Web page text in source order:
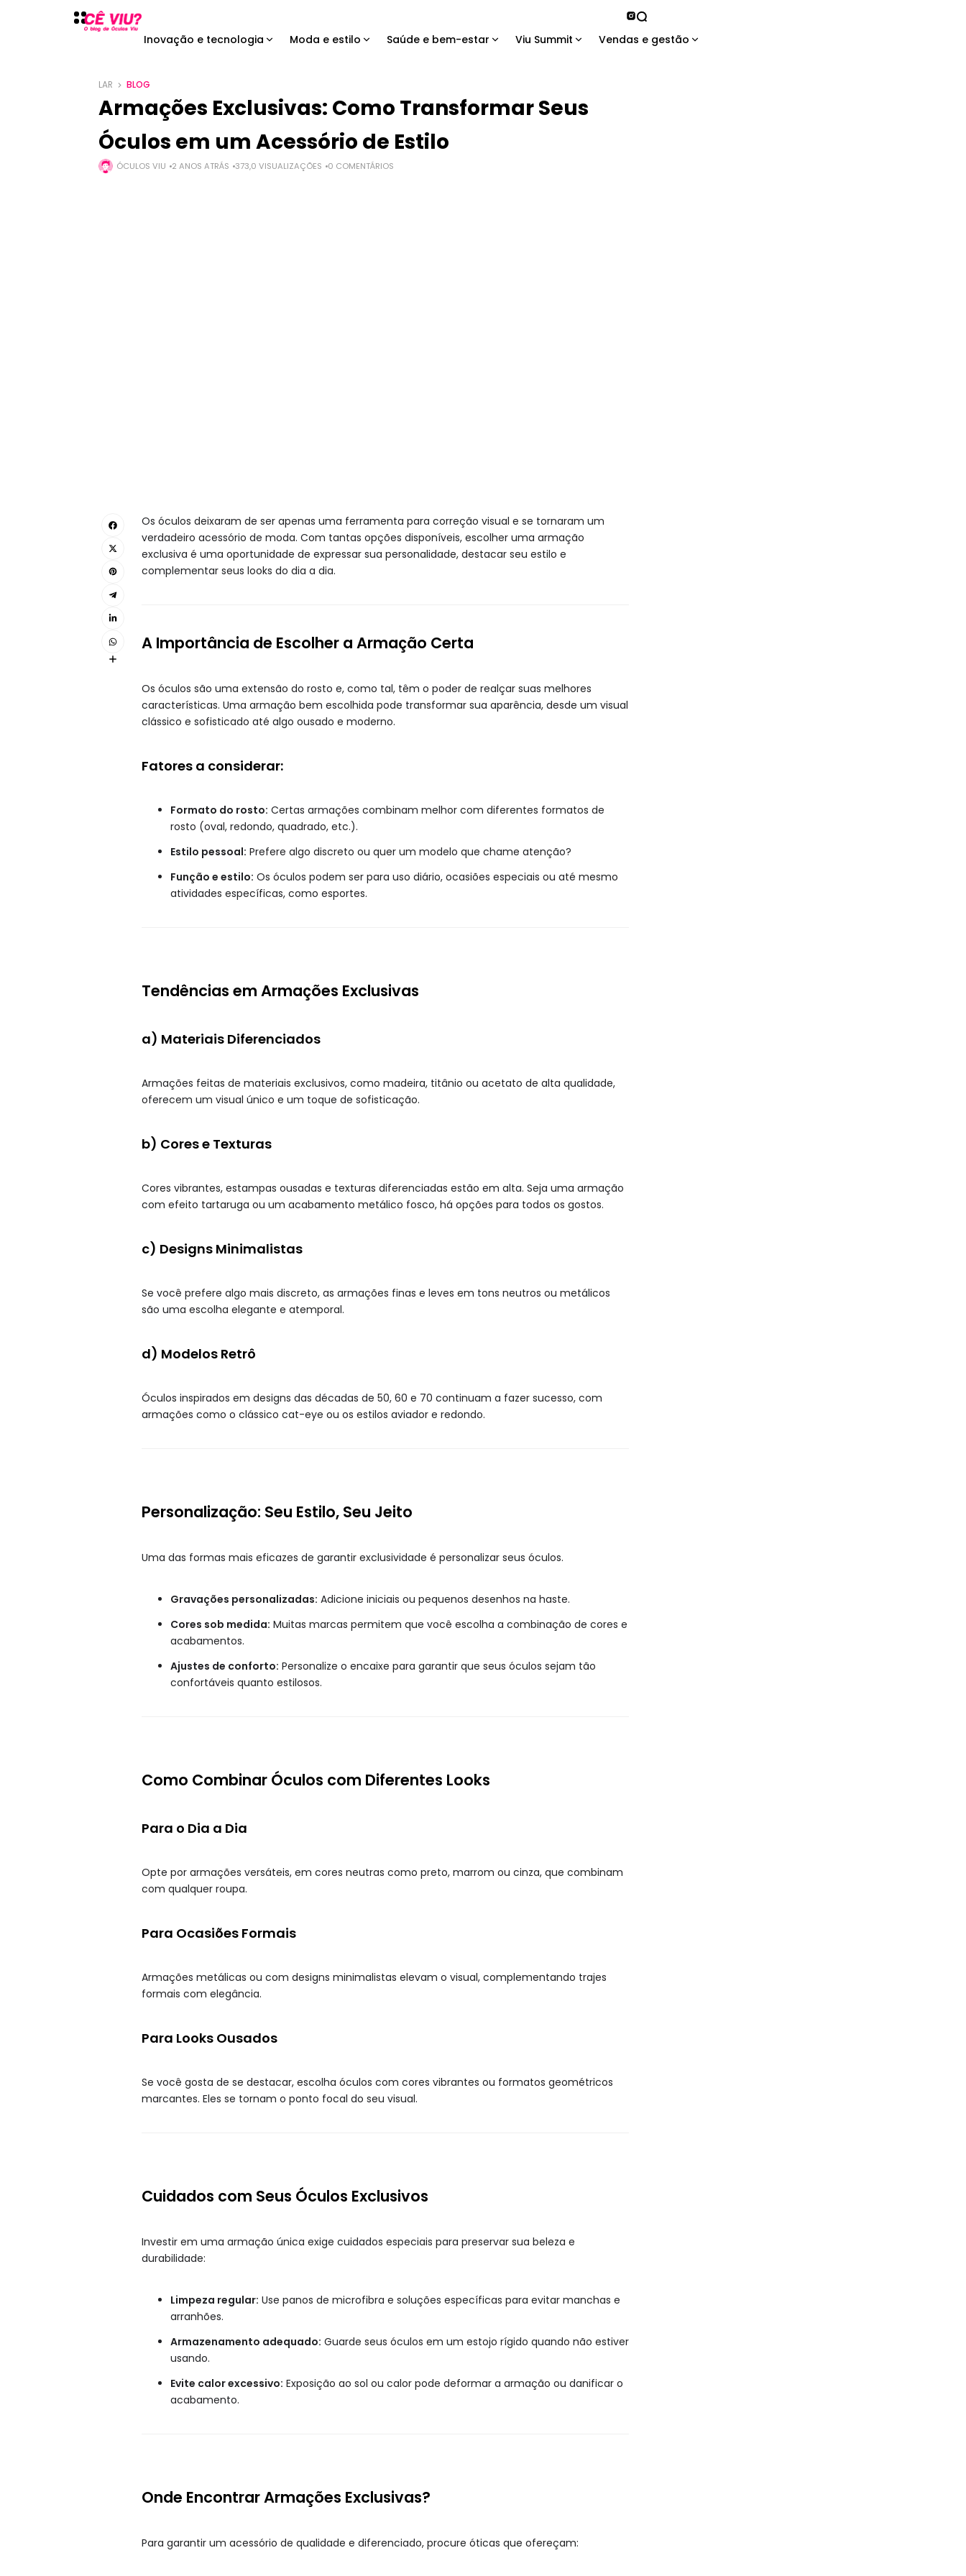
Inovação e tecnologia Moda e estilo Saúde e bem-estar Viu Summit Vendas e gestão
LAR BLOG
Armações Exclusivas: Como Transformar Seus
Óculos em um Acessório de Estilo
ÓCULOS VIU 2 ANOS ATRÁS 373,0 VISUALIZAÇÕES 0 COMENTÁRIOS
Os óculos deixaram de ser apenas uma ferramenta para correção visual e se tornaram um
verdadeiro acessório de moda. Com tantas opções disponíveis, escolher uma armação
exclusiva é uma oportunidade de expressar sua personalidade, destacar seu estilo e
complementar seus looks do dia a dia.
A Importância de Escolher a Armação Certa
Os óculos são uma extensão do rosto e, como tal, têm o poder de realçar suas melhores
características. Uma armação bem escolhida pode transformar sua aparência, desde um visual
clássico e sofisticado até algo ousado e moderno.
Fatores a considerar:
Formato do rosto: Certas armações combinam melhor com diferentes formatos de
rosto (oval, redondo, quadrado, etc.).
Estilo pessoal: Prefere algo discreto ou quer um modelo que chame atenção?
Função e estilo: Os óculos podem ser para uso diário, ocasiões especiais ou até mesmo
atividades específicas, como esportes.
Tendências em Armações Exclusivas
a) Materiais Diferenciados
Armações feitas de materiais exclusivos, como madeira, titânio ou acetato de alta qualidade,
oferecem um visual único e um toque de sofisticação.
b) Cores e Texturas
Cores vibrantes, estampas ousadas e texturas diferenciadas estão em alta. Seja uma armação
com efeito tartaruga ou um acabamento metálico fosco, há opções para todos os gostos.
c) Designs Minimalistas
Se você prefere algo mais discreto, as armações finas e leves em tons neutros ou metálicos
são uma escolha elegante e atemporal.
d) Modelos Retrô
Óculos inspirados em designs das décadas de 50, 60 e 70 continuam a fazer sucesso, com
armações como o clássico cat-eye ou os estilos aviador e redondo.
Personalização: Seu Estilo, Seu Jeito
Uma das formas mais eficazes de garantir exclusividade é personalizar seus óculos.
Gravações personalizadas: Adicione iniciais ou pequenos desenhos na haste.
Cores sob medida: Muitas marcas permitem que você escolha a combinação de cores e
acabamentos.
Ajustes de conforto: Personalize o encaixe para garantir que seus óculos sejam tão
confortáveis quanto estilosos.
Como Combinar Óculos com Diferentes Looks
Para o Dia a Dia
Opte por armações versáteis, em cores neutras como preto, marrom ou cinza, que combinam
com qualquer roupa.
Para Ocasiões Formais
Armações metálicas ou com designs minimalistas elevam o visual, complementando trajes
formais com elegância.
Para Looks Ousados
Se você gosta de se destacar, escolha óculos com cores vibrantes ou formatos geométricos
marcantes. Eles se tornam o ponto focal do seu visual.
Cuidados com Seus Óculos Exclusivos
Investir em uma armação única exige cuidados especiais para preservar sua beleza e
durabilidade:
Limpeza regular: Use panos de microfibra e soluções específicas para evitar manchas e
arranhões.
Armazenamento adequado: Guarde seus óculos em um estojo rígido quando não estiver
usando.
Evite calor excessivo: Exposição ao sol ou calor pode deformar a armação ou danificar o
acabamento.
Onde Encontrar Armações Exclusivas?
Para garantir um acessório de qualidade e diferenciado, procure óticas que ofereçam: